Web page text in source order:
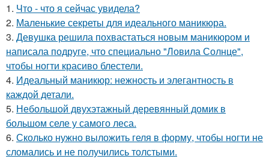
1. Что - что я сейчас увидела?
2. Маленькие секреты для идеального маникюра.
3. Девушка решила похвастаться новым маникюром и
написала подруге, что специально "Ловила Солнце",
чтобы ногти красиво блестели.
4. Идеальный маникюр: нежность и элегантность в
каждой детали.
5. Небольшой двухэтажный деревянный домик в
большом селе у самого леса.
6. Сколько нужно выложить геля в форму, чтобы ногти не
сломались и не получились толстыми.